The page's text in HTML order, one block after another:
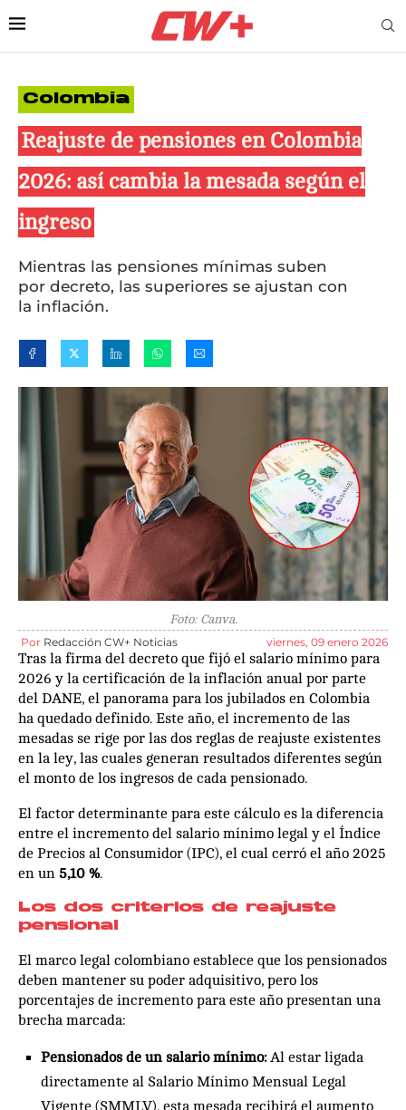
Colombia
Reajuste de pensiones en Colombia
2026: así cambia la mesada según el
ingreso
Mientras las pensiones mínimas suben
por decreto, las superiores se ajustan con
la inflación.
Foto: Canva.
Por Redacción CW+ Noticias viernes, 09 enero 2026
Tras la firma del decreto que fijó el salario mínimo para
2026 y la certificación de la inflación anual por parte
del DANE, el panorama para los jubilados en Colombia
ha quedado definido. Este año, el incremento de las
mesadas se rige por las dos reglas de reajuste existentes
en la ley, las cuales generan resultados diferentes según
el monto de los ingresos de cada pensionado.
El factor determinante para este cálculo es la diferencia
entre el incremento del salario mínimo legal y el Índice
de Precios al Consumidor (IPC), el cual cerró el año 2025
en un 5,10 %.
Los dos criterios de reajuste
pensional
El marco legal colombiano establece que los pensionados
deben mantener su poder adquisitivo, pero los
porcentajes de incremento para este año presentan una
brecha marcada:
Pensionados de un salario mínimo:Al estar ligada
directamente al Salario Mínimo Mensual Legal
Vigente (SMMLV), esta mesada recibirá el aumento